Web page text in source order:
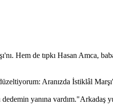
Hem de tıpkı Hasan Amca,
Aranızda İstiklâl
yanına vardım."Arkadaş